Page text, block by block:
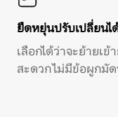
ยืดหยุ่นปรับเปลี่ยนไ
เลือกได้ว่าจะย้ายเ
สะดวก ไม่มีข้อผูกมั